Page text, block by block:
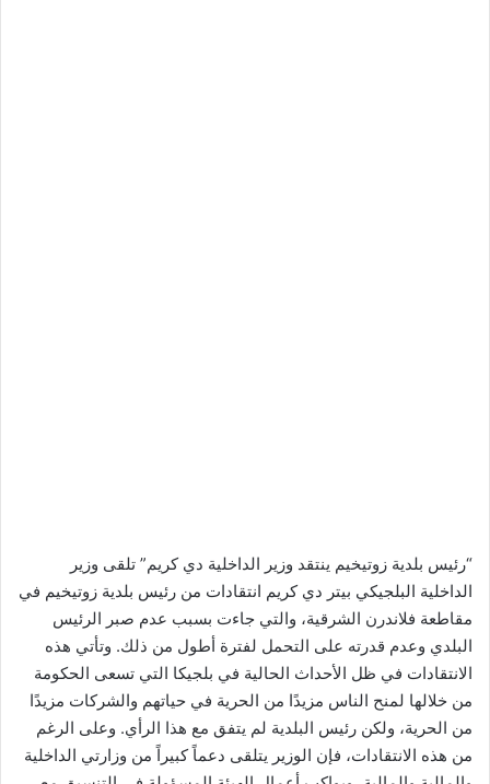
“رئيس بلدية زوتيخيم ينتقد وزير الداخلية دي كريم” تلقى وزير
الداخلية البلجيكي بيتر دي كريم انتقادات من رئيس بلدية زوتيخيم في
مقاطعة فلاندرن الشرقية، والتي جاءت بسبب عدم صبر الرئيس
البلدي وعدم قدرته على التحمل لفترة أطول من ذلك. وتأتي هذه
الانتقادات في ظل الأحداث الحالية في بلجيكا التي تسعى الحكومة
من خلالها لمنح الناس مزيدًا من الحرية في حياتهم والشركات مزيدًا
من الحرية، ولكن رئيس البلدية لم يتفق مع هذا الرأي. وعلى الرغم
من هذه الانتقادات، فإن الوزير يتلقى دعماً كبيراً من وزارتي الداخلية